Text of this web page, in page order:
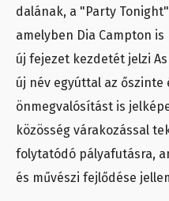
dalának, a "Party
amelyben Dia Campton
új fejezet kezdetét jelzi
új név egyúttal az őszinte
önmegvalósítást is
közösség várakozással
folytatódó pályafutásra,
és művészi fejlődése